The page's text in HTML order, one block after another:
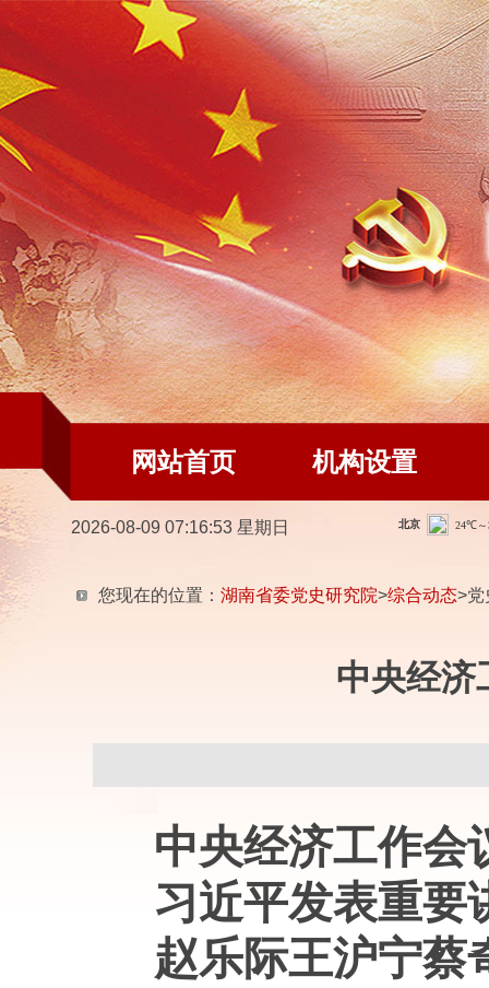
网站首页 机构设置
2026-08-09 07:16:54 星期日
您现在的位置： 湖南省委党史研究院>综合动态>党
中央经济
中央经济工作会
习近平发表重要
赵乐际王沪宁蔡